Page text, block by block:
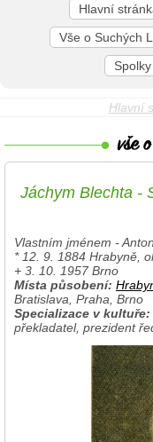
Hlavní
Vše o Suchých
Hlavní
Jáchym Blechta -
Vlastním jménem -
* 12. 9. 1884 Hrabyně,
+ 3. 10. 1957 Brno
Místa působení:
Bratislava, Praha, Brno
Specializace v kultuře:
překladatel, prezident